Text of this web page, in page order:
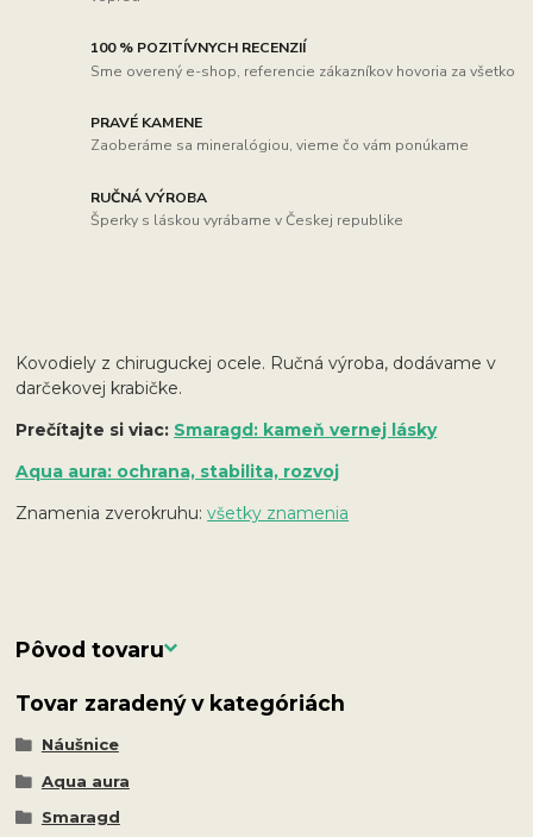
100 % POZITÍVNYCH RECENZIÍ
Sme overený e-shop, referencie zákazníkov hovoria za všetko
PRAVÉ KAMENE
Zaoberáme sa mineralógiou, vieme čo vám ponúkame
RUČNÁ VÝROBA
Šperky s láskou vyrábame v Českej republike
Kovodiely z chiruguckej ocele. Ručná výroba, dodávame v
darčekovej krabičke.
Prečítajte si viac: Smaragd: kameň vernej lásky
Aqua aura: ochrana, stabilita, rozvoj
Znamenia zverokruhu:všetky znamenia
Pôvod tovaru
Tovar zaradený v kategóriách
Náušnice
Aqua aura
Smaragd